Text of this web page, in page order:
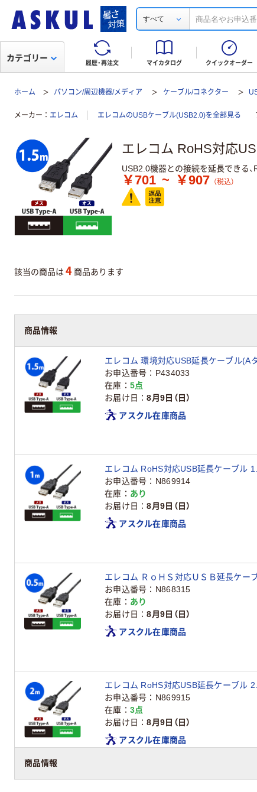
すべて
履歴・再注文 マイカタログ クイックオーダー
カテゴリー
ホーム パソコン/周辺機器/メディア ケーブル/コネクター
メーカー エレコム エレコムのUSBケーブル(USB2.0)を全部見る
エレコム RoHS対応
USB2.0機器との接続を延長できる
￥701 ~ ￥907 （税込）
該当の商品は 4 商品あります
商品情報
商品情報
エレコム 環境対応USB延長ケーブル(A
お申込番号
P434033
在庫
5点
お届け日
8月9日（日）
アスクル在庫商品
エレコム RoHS対応USB延長ケーブル
お申込番号
N869914
在庫
あり
お届け日
8月9日（日）
アスクル在庫商品
エレコム ＲｏＨＳ対応ＵＳＢ延長ケ
お申込番号
N868315
在庫
あり
お届け日
8月9日（日）
アスクル在庫商品
エレコム RoHS対応USB延長ケーブル
お申込番号
N869915
在庫
3点
お届け日
8月9日（日）
アスクル在庫商品